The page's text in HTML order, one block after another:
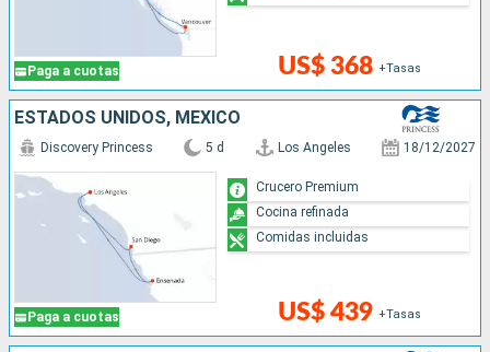
Paga a cuotas US$ 368 +Tasas
ESTADOS UNIDOS, MÉXICO
Paga a cuotas
Discovery Princess 5 d Los Angeles 18/12/2027
US$ 439 +Tasas
Crucero Premium
Cocina refinada
Comidas incluidas